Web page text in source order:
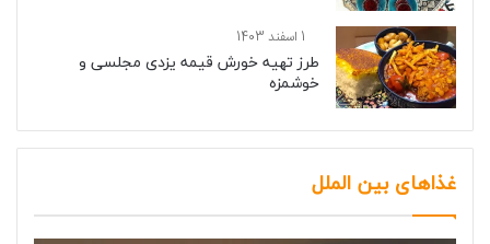
1 اسفند 1403
طرز تهیه خورش قیمه یزدی مجلسی و
خوشمزه
غذاهای بین الملل